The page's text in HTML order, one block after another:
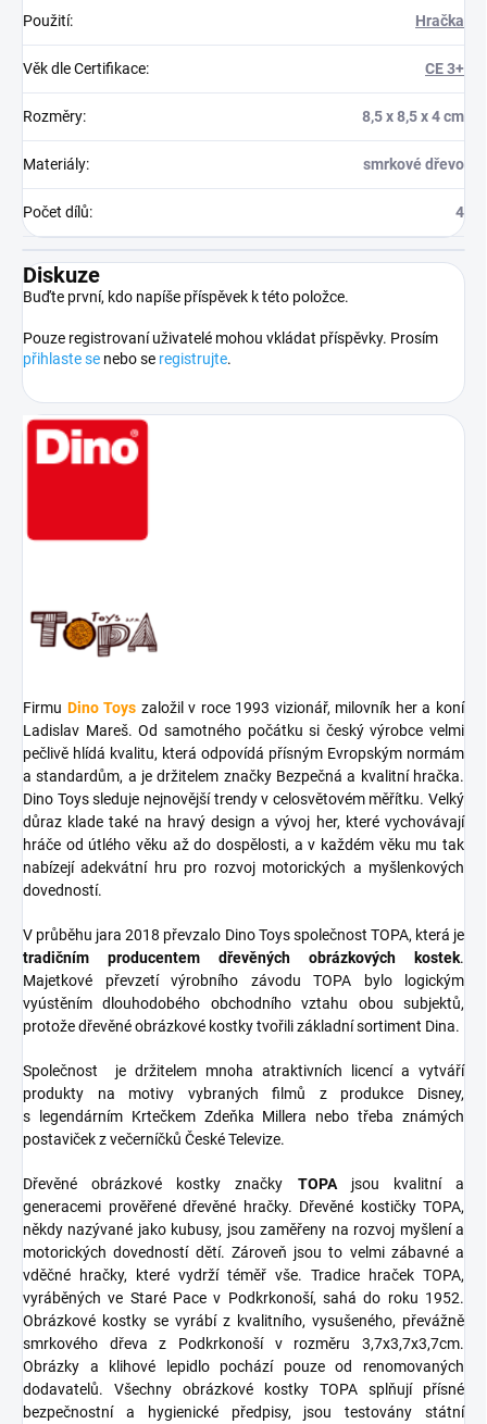
Použití: Hračka
Věk dle Certifikace: CE 3+
Rozměry: 8,5 x 8,5 x 4 cm
Materiály: smrkové dřevo
Počet dílů: 4
Diskuze
Buďte první, kdo napíše příspěvek k této položce.
Pouze registrovaní uživatelé mohou vkládat příspěvky. Prosím
přihlaste se nebo se registrujte.
Firmu Dino Toys založil v roce 1993 vizionář, milovník her a koní
Ladislav Mareš. Od samotného počátku si český výrobce velmi
pečlivě hlídá kvalitu, která odpovídá přísným Evropským normám
a standardům, a je držitelem značky Bezpečná a kvalitní hračka.
Dino Toys sleduje nejnovější trendy v celosvětovém měřítku. Velký
důraz klade také na hravý design a vývoj her, které vychovávají
hráče od útlého věku až do dospělosti, a v každém věku mu tak
nabízejí adekvátní hru pro rozvoj motorických a myšlenkových
dovedností.
V průběhu jara 2018 převzalo Dino Toys společnost TOPA, která je
tradičním producentem dřevěných obrázkových kostek.
Majetkové převzetí výrobního závodu TOPA bylo logickým
vyústěním dlouhodobého obchodního vztahu obou subjektů,
protože dřevěné obrázkové kostky tvořili základní sortiment Dina.
Společnost je držitelem mnoha atraktivních licencí a vytváří
produkty na motivy vybraných filmů z produkce Disney,
s legendárním Krtečkem Zdeňka Millera nebo třeba známých
postaviček z večerníčků České Televize.
Dřevěné obrázkové kostky značky TOPAjsou kvalitní a
generacemi prověřené dřevěné hračky. Dřevěné kostičky TOPA,
někdy nazývané jako kubusy, jsou zaměřeny na rozvoj myšlení a
motorických dovedností dětí. Zároveň jsou to velmi zábavné a
vděčné hračky, které vydrží téměř vše. Tradice hraček TOPA,
vyráběných ve Staré Pace v Podkrkonoší, sahá do roku 1952.
Obrázkové kostky se vyrábí z kvalitního, vysušeného, převážně
smrkového dřeva z Podkrkonoší v rozměru 3,7x3,7x3,7cm.
Obrázky a klihové lepidlo pochází pouze od renomovaných
dodavatelů. Všechny obrázkové kostky TOPA splňují přísné
bezpečnostní a hygienické předpisy, jsou testovány státní